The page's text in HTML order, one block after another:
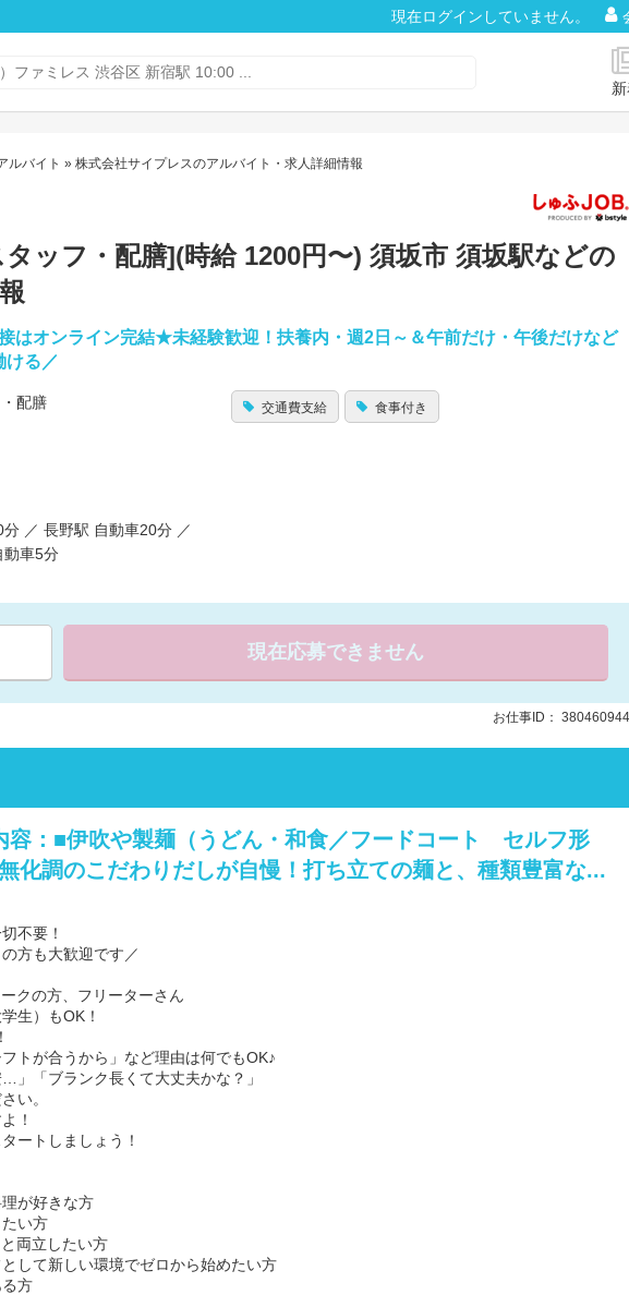
現在ログインしていません。
ルバイト » 株式会社サイプレスのアルバイト・求人詳細情報
ッフ・配膳](時給 1200円〜) 須坂市 須坂駅などの
はオンライン完結★未経験歓迎！扶養内・週2日～＆午前だけ・午後だけなど
ける／
配膳
／ 長野駅 自動車20分 ／
動車5分
交通費支給 食事付き
現在応募できません
お仕事ID： 380460944
容：■伊吹や製麺（うどん・和食／フードコート セルフ形
化調のこだわりだしが自慢！打ち立ての麺と、種類豊富な...
不要！
方も大歓迎です／
クの方、フリーターさん
生）もOK！
トが合うから」など理由は何でもOK♪
…」「ブランク長くて大丈夫かな？」
い。
！
ートしましょう！
が好きな方
たい方
両立したい方
して新しい環境でゼロから始めたい方
る方